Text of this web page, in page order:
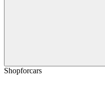
Shopforcars